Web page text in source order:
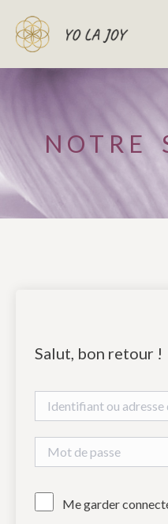
NOTRE
Salut, bon retour !
Me garder